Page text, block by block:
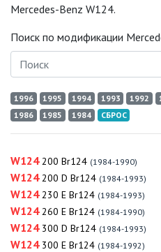
Mercedes-Benz W124.
Поиск по модификации
1996 1995 1994 1993 1992
1986
1985 1984 СБРОС
W124200 Br124 (1984-1990)
W124200 D Br124 (1984-1993)
W124230 E Br124 (1984-1993)
W124260 E Br124 (1984-1990)
W124 300 D Br124 (1984-1993)
W124 300 E Br124 (1984-1992)